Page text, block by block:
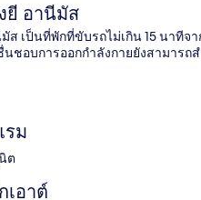
ยี อานีมัส
ส เป็นที่พักที่ขับรถไม่เกิน 15 นาทีจ
ชอบการออกกำลังกายยังสามาร
รม
ต
เอาต์